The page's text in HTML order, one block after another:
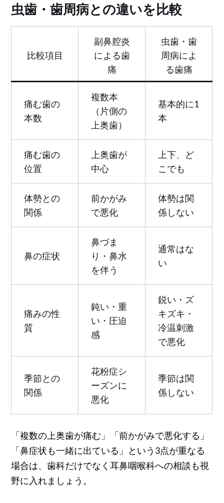
虫歯・歯周病との違いを比較
比較項目
副鼻腔炎
による歯
痛
虫歯・歯
周病によ
る歯痛
痛む歯の
本数
複数本
（片側の
上奥歯）
基本的に1
本
痛む歯の
位置
上奥歯が
中心
上下、ど
こでも
体勢との
関係
前かがみ
で悪化
体勢は関
係しない
鼻の症状
鼻づま
り・鼻水
を伴う
通常はな
い
痛みの性
質
鈍い・重
い・圧迫
感
鋭い・ズ
キズキ・
冷温刺激
で悪化
季節との
関係
花粉症シ
ーズンに
悪化
季節は関
係しない
「複数の上奥歯が痛む」「前かがみで悪化する」
「鼻症状も一緒に出ている」という3点が重なる
場合は、歯科だけでなく耳鼻咽喉科への相談も視
野に入れましょう。